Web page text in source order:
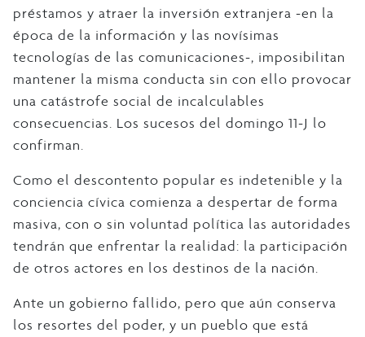
préstamos y atraer la inversión extranjera -en la
época de la información y las novísimas
tecnologías de las comunicaciones-, imposibilitan
mantener la misma conducta sin con ello provocar
una catástrofe social de incalculables
consecuencias. Los sucesos del domingo 11-J lo
confirman.
Como el descontento popular es indetenible y la
conciencia cívica comienza a despertar de forma
masiva, con o sin voluntad política las autoridades
tendrán que enfrentar la realidad: la participación
de otros actores en los destinos de la nación.
Ante un gobierno fallido, pero que aún conserva
los resortes del poder, y un pueblo que está